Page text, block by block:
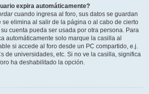
expira automáticamente?
cuando ingresa al foro, sus datos se guardan
elimina al salir de la página o al cabo de cierto
cuenta pueda ser usada por otra persona. Para
automáticamente solo marque la casilla al
si accede al foro desde un PC compartido, e.j.
de universidades, etc. Si no ve la casilla, significa
ha deshabilitado la opción.